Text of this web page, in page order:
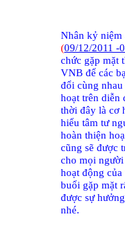
Nhân kỷ niệm
(09/12/2011 -
chức gặp mặt
VNB để các
đổi cùng
hoạt trên diễn
thời đây là cơ
hiểu tâm tư
hoàn thiện
cũng sẽ được
cho mọi
hoạt động
buổi gặp mặt
được sự
nhé.